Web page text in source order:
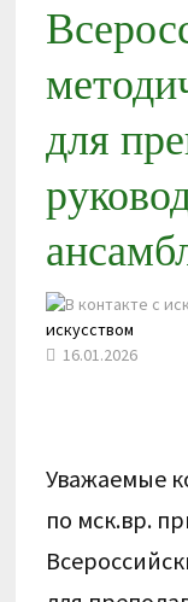
для
искусством
16.01.2026
Уважаемые
по мск.вр.